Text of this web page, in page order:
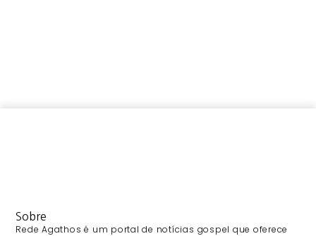
Sobre
Rede Agathos é um portal de notícias gospel que oferece